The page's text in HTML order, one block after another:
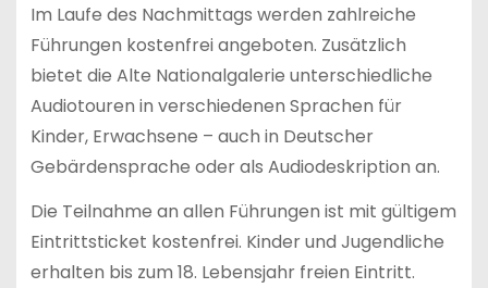
Im Laufe des Nachmittags werden zahlreiche
Führungen kostenfrei angeboten. Zusätzlich
bietet die Alte Nationalgalerie unterschiedliche
Audiotouren in verschiedenen Sprachen für
Kinder, Erwachsene – auch in Deutscher
Gebärdensprache oder als Audiodeskription an.
Die Teilnahme an allen Führungen ist mit gültigem
Eintrittsticket kostenfrei. Kinder und Jugendliche
erhalten bis zum 18. Lebensjahr freien Eintritt.